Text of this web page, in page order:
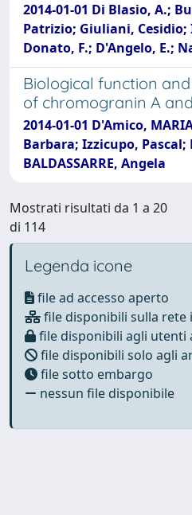
2014-01-01 Di Blasio, A.;
Patrizio; Giuliani, Cesidio;
Donato, F.; D'Angelo, E.;
Biological function
of chromogranin A
2014-01-01 D'Amico,
Barbara; Izzicupo,
BALDASSARRE, Angela
Mostrati risultati da 1 a 20
di 114
Legenda icone
file ad accesso aperto
file disponibili sulla rete
file disponibili agli utenti
file disponibili solo agli
file sotto embargo
nessun file disponibile